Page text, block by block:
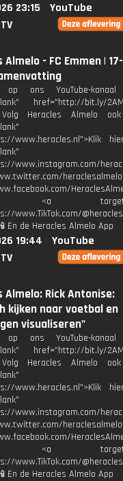
23:15
YouTube
Almelo - FC Emmen |
op ons YouTube-
href="http://bit.ly/
Heracles Almelo
www.heracles.nl">Klik
www.instagram.com/
heraclesalmelo
<a
www.TikTok.com/
En de Heracles Almelo App
19:44
YouTube
Almelo: Rick Antonise:
kijken naar voetbal en
visualiseren"
op ons YouTube-
href="http://bit.ly/
Heracles Almelo
www.heracles.nl">Klik
www.instagram.com/
heraclesalmelo
<a
www.TikTok.com/
En de Heracles Almelo App